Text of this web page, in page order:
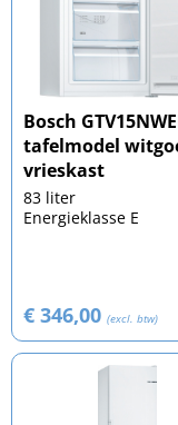
Bosch
tafelmodel
vrieskast
83 liter
Energieklasse E
€ 346,00 (excl. btw)